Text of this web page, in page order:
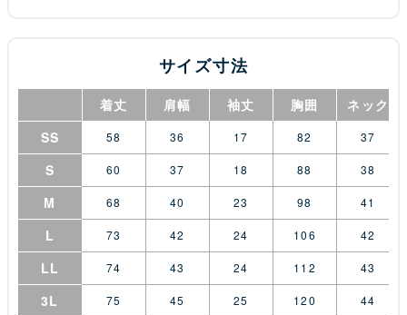
サイズ寸法
着丈 肩幅 袖丈 胸囲
ネック
SS
58 36 17 82 37
S 60 37 18 88 38
M 68 40 23 98 41
L 73 42 24 106 42
LL 74 43 24 112 43
3L 75 45 25 120 44